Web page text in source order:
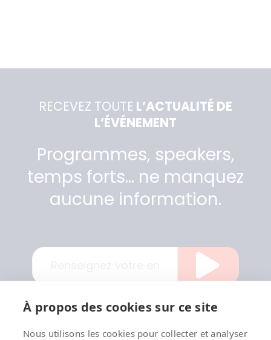
RECEVEZ TOUTE L’ACTUALITÉ DE
L’ÉVÉNEMENT
Programmes, speakers,
temps forts… ne manquez
aucune information.
À propos des cookies sur ce site
Nous utilisons les cookies pour collecter et analyser